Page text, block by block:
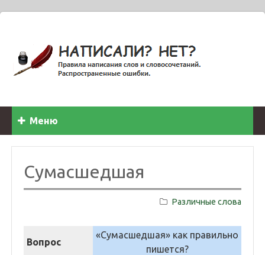
Меню
Сумасшедшая
Различные слова
Вопрос
«Сумасшедшая» как правильно
пишется?